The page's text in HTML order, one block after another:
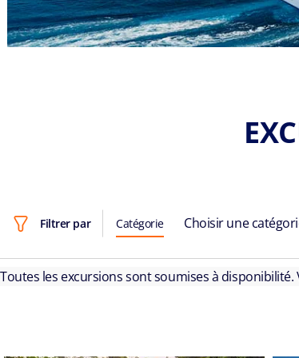
Filtrer par Catégorie Choisir une
Toutes les excursions sont soumises à